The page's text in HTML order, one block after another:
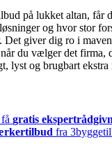
på lukket altan, får
og hvor stor
Det giver dig ro i
du vælger det firma,
lyst og brugbart ekstra
gratis
fra